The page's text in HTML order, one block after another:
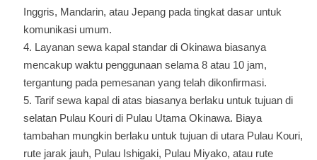
Inggris, Mandarin, atau Jepang pada tingkat dasar untuk
komunikasi umum.
Layanan sewa kapal standar di Okinawa biasanya
mencakup waktu penggunaan selama 8 atau 10 jam,
tergantung pada pemesanan yang telah dikonfirmasi.
Tarif sewa kapal di atas biasanya berlaku untuk tujuan di
selatan Pulau Kouri di Pulau Utama Okinawa. Biaya
tambahan mungkin berlaku untuk tujuan di utara Pulau Kouri,
rute jarak jauh, Pulau Ishigaki, Pulau Miyako, atau rute